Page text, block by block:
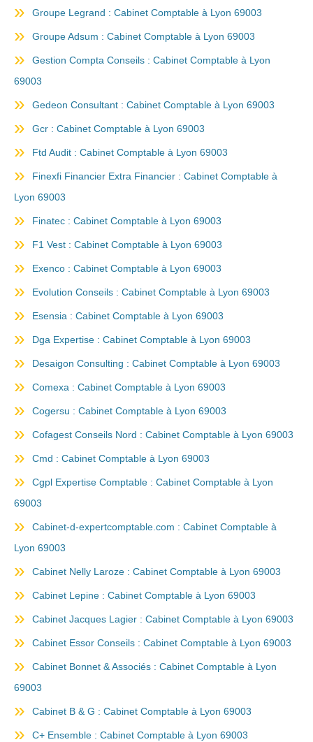
Groupe Legrand : Cabinet Comptable à Lyon 69003
Groupe Adsum : Cabinet Comptable à Lyon 69003
Gestion Compta Conseils : Cabinet Comptable à Lyon
69003
Gedeon Consultant : Cabinet Comptable à Lyon 69003
Gcr : Cabinet Comptable à Lyon 69003
Ftd Audit : Cabinet Comptable à Lyon 69003
Finexfi Financier Extra Financier : Cabinet Comptable à
Lyon 69003
Finatec : Cabinet Comptable à Lyon 69003
F1 Vest : Cabinet Comptable à Lyon 69003
Exenco : Cabinet Comptable à Lyon 69003
Evolution Conseils : Cabinet Comptable à Lyon 69003
Esensia : Cabinet Comptable à Lyon 69003
Dga Expertise : Cabinet Comptable à Lyon 69003
Desaigon Consulting : Cabinet Comptable à Lyon 69003
Comexa : Cabinet Comptable à Lyon 69003
Cogersu : Cabinet Comptable à Lyon 69003
Cofagest Conseils Nord : Cabinet Comptable à Lyon 69003
Cmd : Cabinet Comptable à Lyon 69003
Cgpl Expertise Comptable : Cabinet Comptable à Lyon
69003
Cabinet-d-expertcomptable.com : Cabinet Comptable à
Lyon 69003
Cabinet Nelly Laroze : Cabinet Comptable à Lyon 69003
Cabinet Lepine : Cabinet Comptable à Lyon 69003
Cabinet Jacques Lagier : Cabinet Comptable à Lyon 69003
Cabinet Essor Conseils : Cabinet Comptable à Lyon 69003
Cabinet Bonnet & Associés : Cabinet Comptable à Lyon
69003
Cabinet B & G : Cabinet Comptable à Lyon 69003
C+ Ensemble : Cabinet Comptable à Lyon 69003